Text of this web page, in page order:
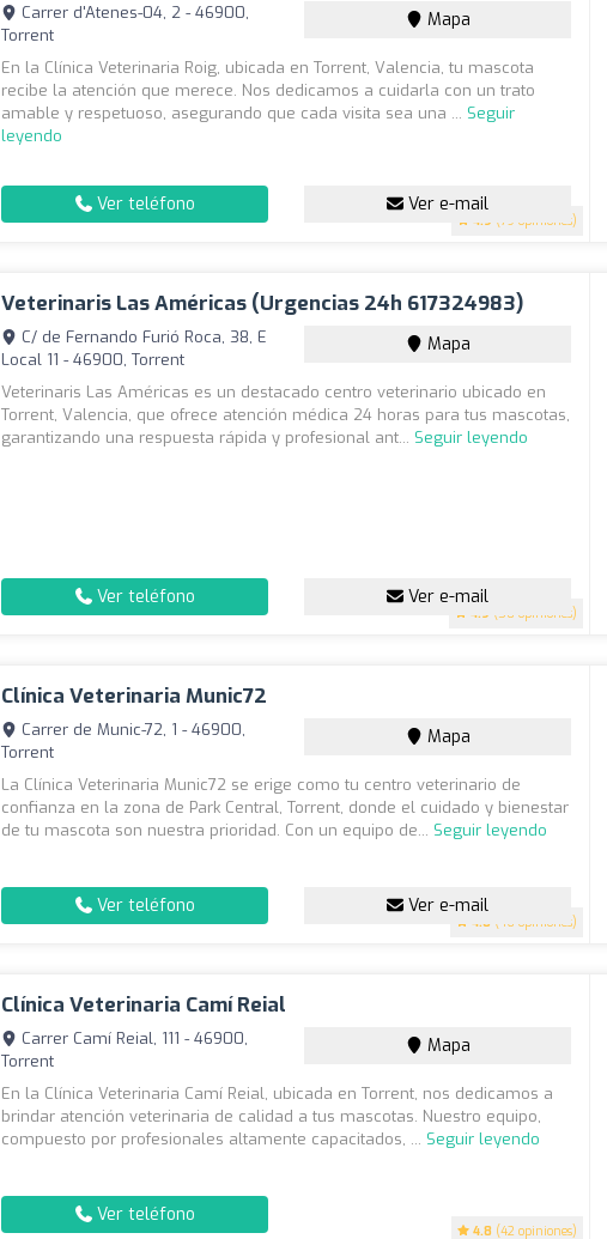
4.9 (79 opiniones)
Carrer d'Atenes-04, 2 - 46900,
Torrent
Mapa
En la Clínica Veterinaria Roig, ubicada en Torrent, Valencia, tu mascota
recibe la atención que merece. Nos dedicamos a cuidarla con un trato
amable y respetuoso, asegurando que cada visita sea una ... Seguir
leyendo
Ver teléfono Ver e-mail
Veterinaris Las Américas (Urgencias 24h 617324983)
4.9 (50 opiniones)
C/ de Fernando Furió Roca, 38, E
Local 11 - 46900, Torrent
Mapa
Veterinaris Las Américas es un destacado centro veterinario ubicado en
Torrent, Valencia, que ofrece atención médica 24 horas para tus mascotas,
garantizando una respuesta rápida y profesional ant... Seguir leyendo
Ver teléfono Ver e-mail
Clínica Veterinaria Munic72
4.8 (46 opiniones)
Carrer de Munic-72, 1 - 46900,
Torrent
Mapa
La Clínica Veterinaria Munic72 se erige como tu centro veterinario de
confianza en la zona de Park Central, Torrent, donde el cuidado y bienestar
de tu mascota son nuestra prioridad. Con un equipo de... Seguir leyendo
Ver teléfono Ver e-mail
Clínica Veterinaria Camí Reial
4.8 (42 opiniones)
Carrer Camí Reial, 111 - 46900,
Torrent
Mapa
En la Clínica Veterinaria Camí Reial, ubicada en Torrent, nos dedicamos a
brindar atención veterinaria de calidad a tus mascotas. Nuestro equipo,
compuesto por profesionales altamente capacitados, ... Seguir leyendo
Ver teléfono